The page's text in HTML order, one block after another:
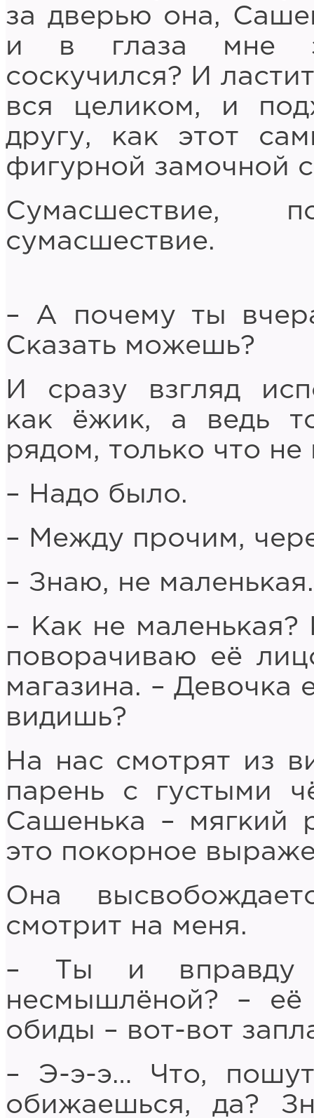
за дверью она,
и в глаза мне
соскучился? И
вся целиком, и
другу, как этот
фигурной замочной
Сумасшествие,
сумасшествие.
– А почему ты
Сказать можешь?
И сразу взгляд
как ёжик, а ведь
рядом, только что
– Надо было.
– Между прочим,
– Знаю, не
– Как не маленькая?
поворачиваю её
магазина. – Девочка
видишь?
На нас смотрят из
парень с густыми
Сашенька – мягкий
это покорное
Она
смотрит на меня.
– Ты и вправду
несмышлёной? –
обиды – вот-вот
– Э-э-э… Что,
обижаешься, да?